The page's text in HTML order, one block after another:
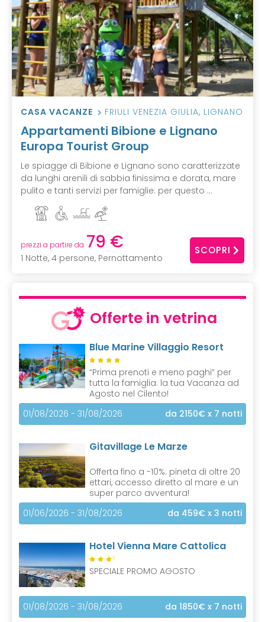
CASA VACANZE FRIULI VENEZIA GIULIA, LIGNANO
Appartamenti Bibione e Lignano
Europa Tourist Group
Le spiagge di Bibione e Lignano sono caratterizzate
da lunghi arenili di sabbia finissima e dorata, mare
pulito e tanti servizi per famiglie: per questo ...
prezzi a partire da 79 €
1 Notte, 4 persone, Pernottamento
SCOPRI
Offerte in vetrina
Blue Marine Villaggio Resort
“Prima prenoti e meno paghi” per
tutta la famiglia: la tua Vacanza ad
Agosto nel Cilento!
01/08/2026 - 31/08/2026
da 2150€ x 7 notti
Gitavillage Le Marze
Offerta fino a -10%: pineta di oltre 20
ettari, accesso diretto al mare e un
super parco avventura!
01/06/2026 - 31/08/2026
da 459€ x 3 notti
Hotel Vienna Mare Cattolica
S
SPECIALE PROMO AGOSTO
01/08/2026 - 31/08/2026 da 1850€ x 7 notti